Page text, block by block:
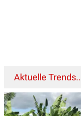
Aktuelle